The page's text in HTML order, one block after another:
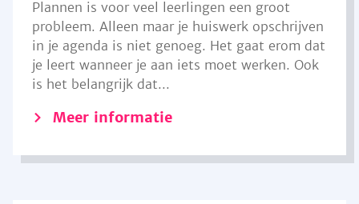
Plannen is voor veel leerlingen een groot
probleem. Alleen maar je huiswerk opschrijven
in je agenda is niet genoeg. Het gaat erom dat
je leert wanneer je aan iets moet werken. Ook
is het belangrijk dat...
Meer informatie